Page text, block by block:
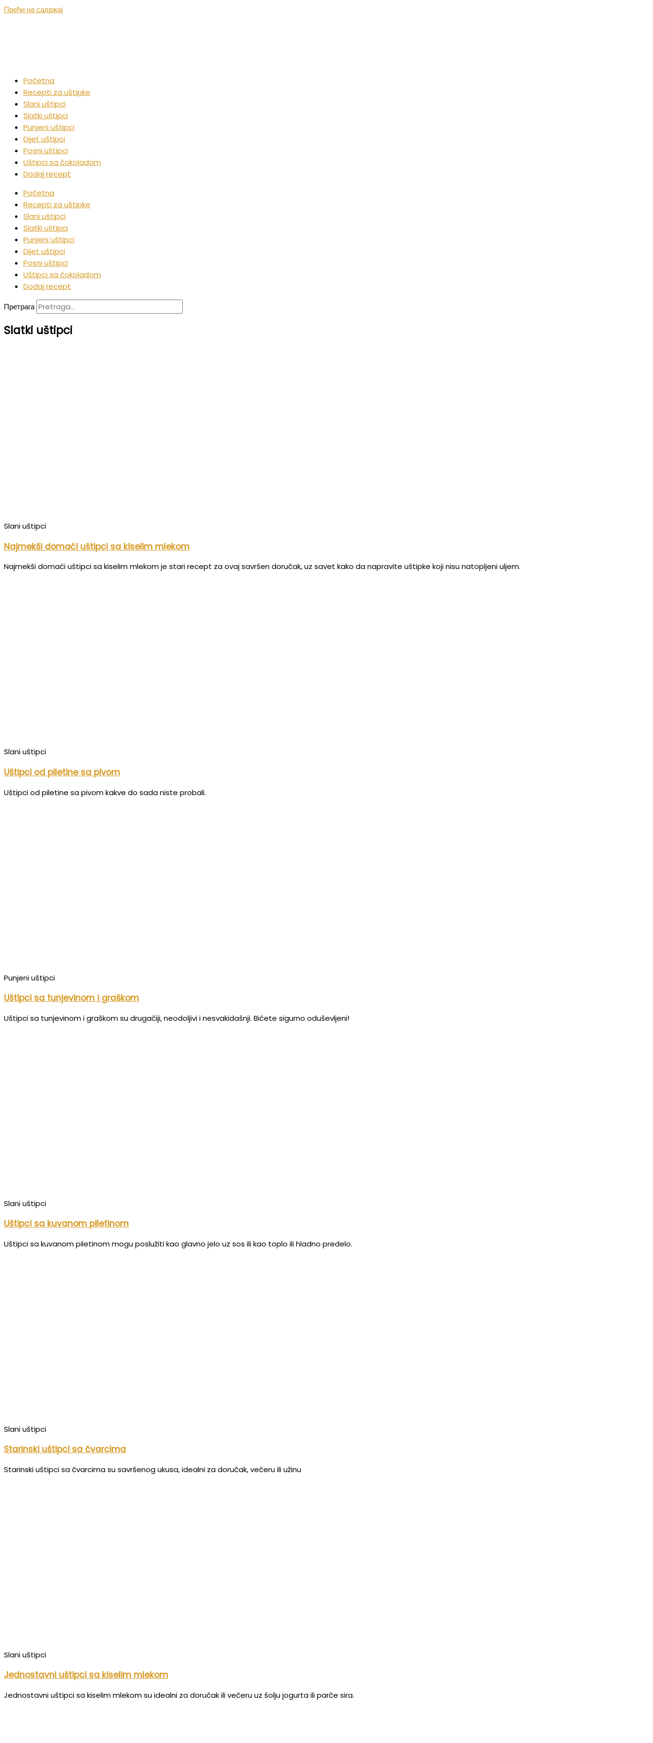
Пређи на садржај
Početna
Recepti za uštipke
Slani uštipci
Slatki uštipci
Punjeni uštipci
Dijet uštipci
Posni uštipci
Uštipci sa čokoladom
Dodaj recept
Početna
Recepti za uštipke
Slani uštipci
Slatki uštipci
Punjeni uštipci
Dijet uštipci
Posni uštipci
Uštipci sa čokoladom
Dodaj recept
Претрага
Slatki uštipci
Slani uštipci
Najmekši domaći uštipci sa kiselim mlekom
Najmekši domaći uštipci sa kiselim mlekom je stari recept za ovaj savršen doručak, uz savet kako da napravite uštipke koji nisu natopljeni uljem.
Slani uštipci
Uštipci od piletine sa pivom
Uštipci od piletine sa pivom kakve do sada niste probali.
Punjeni uštipci
Uštipci sa tunjevinom i graškom
Uštipci sa tunjevinom i graškom su drugačiji, neodoljivi i nesvakidašnji. Bićete sigurno oduševljeni!
Slani uštipci
Uštipci sa kuvanom piletinom
Uštipci sa kuvanom piletinom mogu poslužiti kao glavno jelo uz sos ili kao toplo ili hladno predelo.
Slani uštipci
Starinski uštipci sa čvarcima
Starinski uštipci sa čvarcima su savršenog ukusa, idealni za doručak, večeru ili užinu
Slani uštipci
Jednostavni uštipci sa kiselim mlekom
Jednostavni uštipci sa kiselim mlekom su idealni za doručak ili večeru uz šolju jogurta ili parče sira.